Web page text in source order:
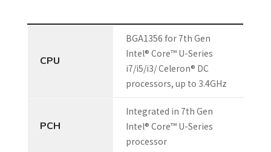
CPU
BGA1356 for 7th Gen
Intel® Core™ U-Series
i7/i5/i3/ Celeron® DC
processors, up to 3.4GHz
PCH
Integrated in 7th Gen
Intel® Core™ U-Series
processor